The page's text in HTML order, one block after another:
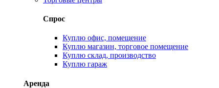
Спрос
Куплю офис, помещение
Куплю магазин, торговое помещение
Куплю склад, производство
Куплю гараж
Аренда